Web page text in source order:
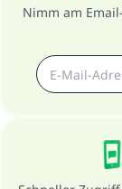
Nimm am